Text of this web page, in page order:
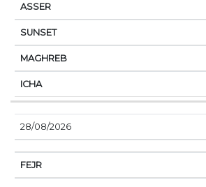
28/08/2026